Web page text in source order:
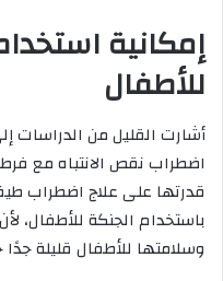
إمكانية
للأطفال
أشارت القليل من الدراسات
قدرتها على علاج اضطراب طيف
باستخدام الجنكة للأطفال،
وسلامتها للأطفال قليلة